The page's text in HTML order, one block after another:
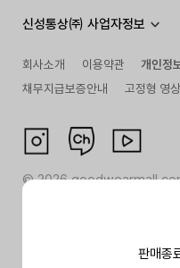
판매종
신성통상㈜ 사업자정보
회사소개 이용약관
개인정
채무지급보증안내
고정형 영
©2026